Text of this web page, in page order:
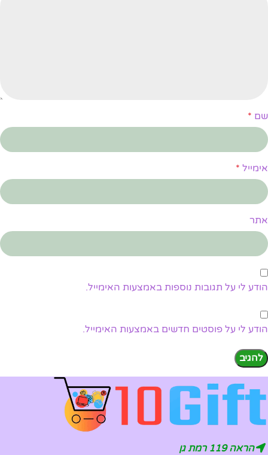
שם *
אימייל *
אתר
הודע לי על תגובות נוספות באמצעות האימייל.
הודע לי על פוסטים חדשים באמצעות האימייל.
הראה 119 רמת גן